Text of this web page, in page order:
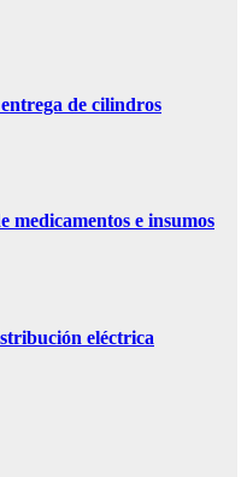
de cilindros
medicamentos e insumos
eléctrica